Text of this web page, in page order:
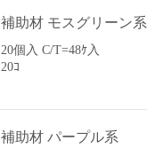
補助材 モスグリーン系
20個入 C/T=48ｹ入
20ｺ
補助材 パープル系